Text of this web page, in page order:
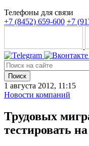
Телефоны для связи
+7 (8452) 659-600 +7
Поиск
1 августа 2012, 11:15
Новости компаний
Трудовых
тестировать